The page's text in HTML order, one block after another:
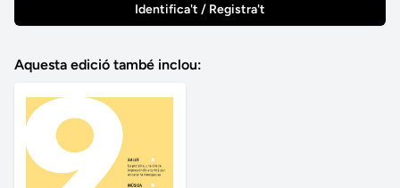
Identifica't / Registra't
Aquesta edició també inclou: